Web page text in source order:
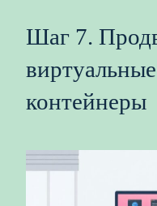
Шаг 7.
контейнеры